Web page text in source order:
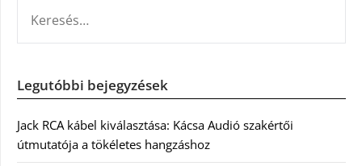
Legutóbbi bejegyzések
Jack RCA kábel kiválasztása: Kácsa Audió szakértői
útmutatója a tökéletes hangzáshoz